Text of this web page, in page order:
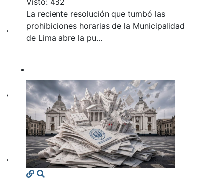
La reciente resolución que tumbó las
prohibiciones horarias de la Municipalidad
de Lima abre la pu...